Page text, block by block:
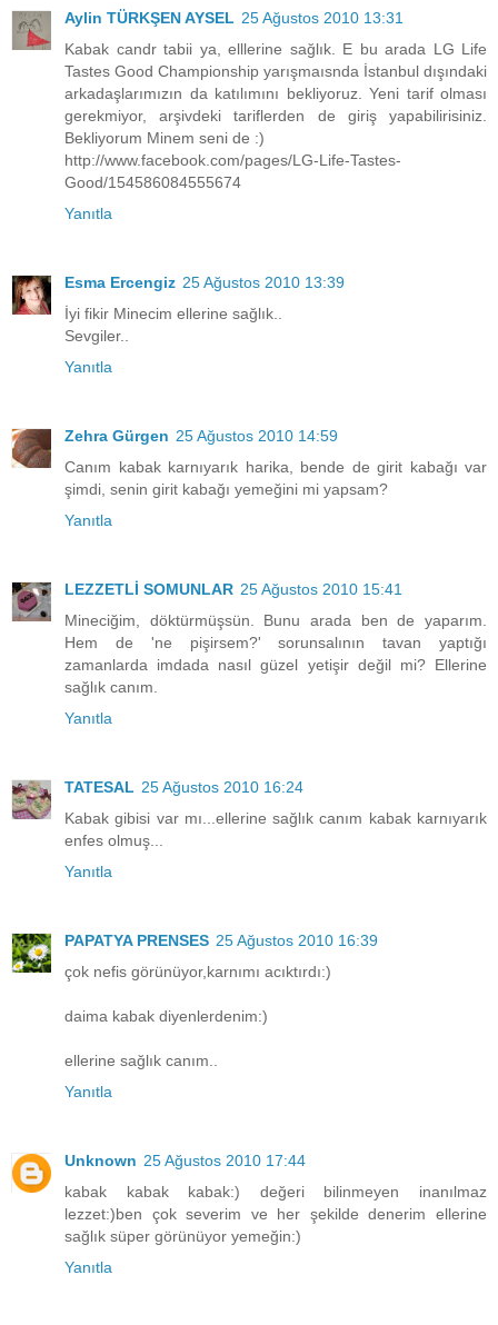
Aylin TÜRKŞEN AYSEL 25 Ağustos 2010 13:31
Kabak candr tabii ya, elllerine sağlık. E bu arada LG Life
Tastes Good Championship yarışmaısnda İstanbul dışındaki
arkadaşlarımızın da katılımını bekliyoruz. Yeni tarif olması
gerekmiyor, arşivdeki tariflerden de giriş yapabilirisiniz.
Bekliyorum Minem seni de :)
http://www.facebook.com/pages/LG-Life-Tastes-
Good/154586084555674
Yanıtla
Esma Ercengiz 25 Ağustos 2010 13:39
İyi fikir Minecim ellerine sağlık..
Sevgiler..
Yanıtla
Zehra Gürgen 25 Ağustos 2010 14:59
Canım kabak karnıyarık harika, bende de girit kabağı var
şimdi, senin girit kabağı yemeğini mi yapsam?
Yanıtla
LEZZETLİ SOMUNLAR 25 Ağustos 2010 15:41
Mineciğim, döktürmüşsün. Bunu arada ben de yaparım.
Hem de 'ne pişirsem?' sorunsalının tavan yaptığı
zamanlarda imdada nasıl güzel yetişir değil mi? Ellerine
sağlık canım.
Yanıtla
TATESAL 25 Ağustos 2010 16:24
Kabak gibisi var mı...ellerine sağlık canım kabak karnıyarık
enfes olmuş...
Yanıtla
PAPATYA PRENSES 25 Ağustos 2010 16:39
çok nefis görünüyor,karnımı acıktırdı:)
daima kabak diyenlerdenim:)
ellerine sağlık canım..
Yanıtla
Unknown 25 Ağustos 2010 17:44
kabak kabak kabak:) değeri bilinmeyen inanılmaz
lezzet:)ben çok severim ve her şekilde denerim ellerine
sağlık süper görünüyor yemeğin:)
Yanıtla